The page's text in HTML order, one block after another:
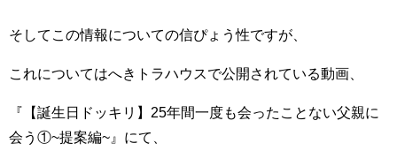
そしてこの情報についての信ぴょう性ですが、
これについてはへきトラハウスで公開されている動画、
『【誕生日ドッキリ】25年間一度も会ったことない父親に
会う①~提案編~』にて、